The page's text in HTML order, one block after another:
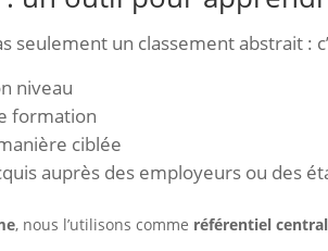
seulement un classement abstrait :
niveau
formation
ciblée
auprès des employeurs ou des
, nous l’utilisons comme référentiel central